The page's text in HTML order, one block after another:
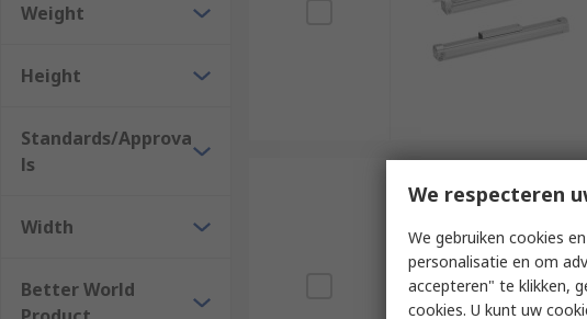
Weight
Height
Standards/Approva
ls
Width
Better World
We respecteren
We gebruiken cookies
personalisatie en om
accepteren" te klikken,
cookies. U kunt uw